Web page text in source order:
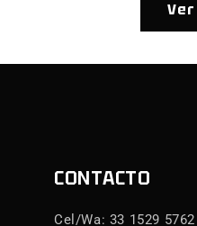
CONTACTO
Cel/Wa: 33 1529 5762